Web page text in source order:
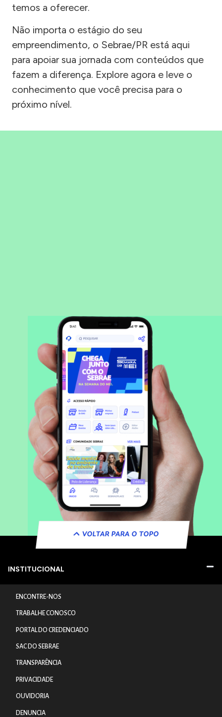
temos a oferecer.
Não importa o estágio do seu
empreendimento, o Sebrae/PR está aqui
para apoiar sua jornada com conteúdos que
fazem a diferença. Explore agora e leve o
conhecimento que você precisa para o
próximo nível.
VOLTAR PARA O TOPO
INSTITUCIONAL
ENCONTRE-NOS
TRABALHE CONOSCO
PORTAL DO CREDENCIADO
SAC DO SEBRAE
TRANSPARÊNCIA
PRIVACIDADE
OUVIDORIA
DENUNCIA